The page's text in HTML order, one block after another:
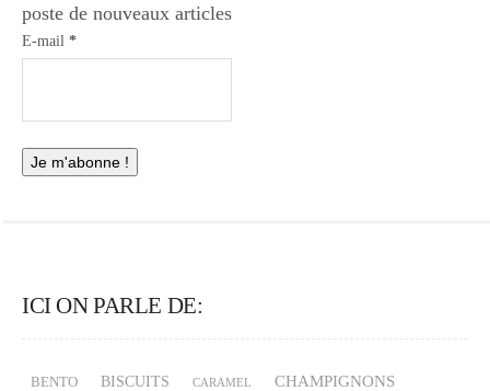
poste de nouveaux articles
E-mail *
ICI ON PARLE DE:
BENTO BISCUITS CARAMEL CHAMPIGNONS